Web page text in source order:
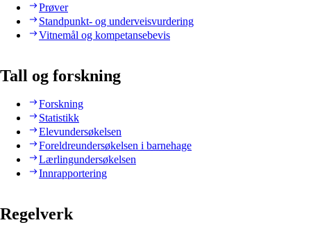
Prøver
Standpunkt- og underveisvurdering
Vitnemål og kompetansebevis
Tall og forskning
Forskning
Statistikk
Elevundersøkelsen
Foreldreundersøkelsen i barnehage
Lærlingundersøkelsen
Innrapportering
Regelverk